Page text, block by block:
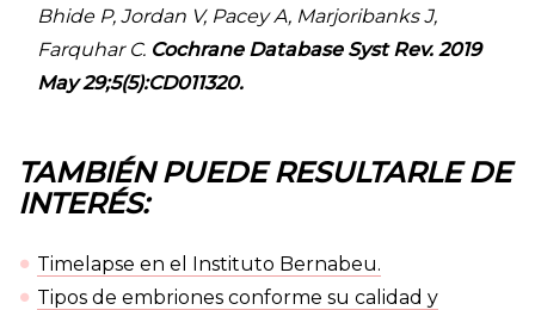
Bhide P, Jordan V, Pacey A, Marjoribanks J,
Farquhar C. Cochrane Database Syst Rev. 2019
May 29;5(5):CD011320.
TAMBIÉN PUEDE RESULTARLE DE
INTERÉS:
Timelapse en el Instituto Bernabeu.
Tipos de embriones conforme su calidad y